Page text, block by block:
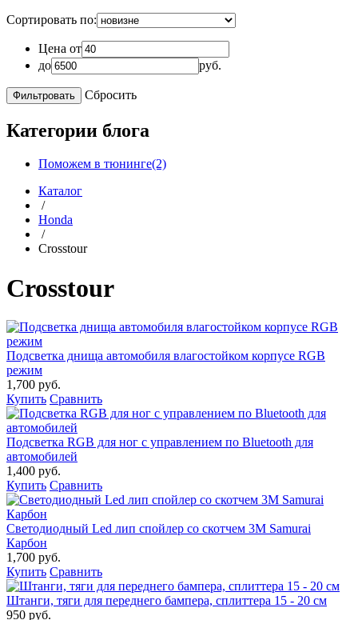
Сортировать по:
Цена от
до
руб.
Сбросить
Категории блога
Поможем в тюнинге(2)
Каталог
/
Honda
/
Crosstour
Crosstour
Подсветка днища автомобиля влагостойком корпусе RGB
режим
1,700 руб.
Купить Сравнить
Подсветка RGB для ног с управлением по Bluetooth для
автомобилей
1,400 руб.
Купить Сравнить
Светодиодный Led лип спойлер со скотчем 3М Samurai
Карбон
1,700 руб.
Купить Сравнить
Штанги, тяги для переднего бампера, сплиттера 15 - 20 см
950 руб.